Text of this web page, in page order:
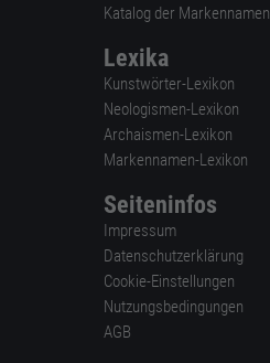
Katalog der Markennamen
Lexika
Kunstwörter-Lexikon
Neologismen-Lexikon
Archaismen-Lexikon
Markennamen-Lexikon
Seiteninfos
Impressum
Datenschutzerklärung
Cookie-Einstellungen
Nutzungsbedingungen
AGB